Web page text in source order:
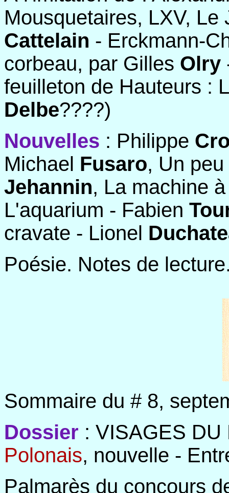
Mousquetaires, LXV,
Cattelain - Erckmann-
corbeau, par Gilles Olry
feuilleton de Hauteurs :
Delbe????)
Nouvelles : Philippe
Michael Fusaro, Un
Jehannin, La machine
L'aquarium - Fabien
cravate - Lionel
Poésie. Notes de
Sommaire du # 8,
Dossier : VISAGES
Polonais, nouvelle -
Palmarès du concours